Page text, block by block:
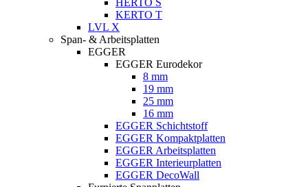
HERTO S
KERTO T
LVL X
Span- & Arbeitsplatten
EGGER
EGGER Eurodekor
8 mm
19 mm
25 mm
16 mm
EGGER Schichtstoff
EGGER Kompaktplatten
EGGER Arbeitsplatten
EGGER Interieurplatten
EGGER DecoWall